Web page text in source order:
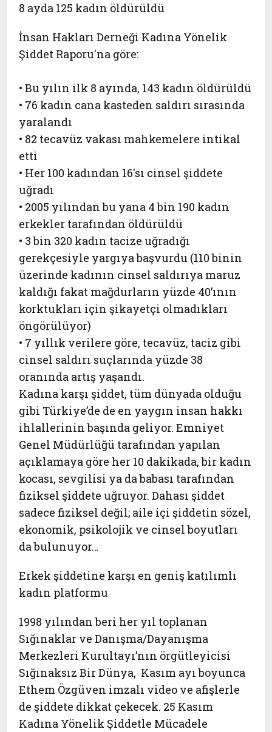
8 ayda 125 kadın öldürüldü
İnsan Hakları Derneği Kadına Yönelik
Şiddet Raporu'na göre:
• Bu yılın ilk 8 ayında, 143 kadın öldürüldü
• 76 kadın cana kasteden saldırı sırasında
yaralandı
• 82 tecavüz vakası mahkemelere intikal
etti
• Her 100 kadından 16′sı cinsel şiddete
uğradı
• 2005 yılından bu yana 4 bin 190 kadın
erkekler tarafından öldürüldü
• 3 bin 320 kadın tacize uğradığı
gerekçesiyle yargıya başvurdu (110 binin
üzerinde kadının cinsel saldırıya maruz
kaldığı fakat mağdurların yüzde 40’ının
korktukları için şikayetçi olmadıkları
öngörülüyor)
• 7 yıllık verilere göre, tecavüz, taciz gibi
cinsel saldırı suçlarında yüzde 38
oranında artış yaşandı.
Kadına karşı şiddet, tüm dünyada olduğu
gibi Türkiye’de de en yaygın insan hakkı
ihlallerinin başında geliyor. Emniyet
Genel Müdürlüğü tarafından yapılan
açıklamaya göre her 10 dakikada, bir kadın
kocası, sevgilisi ya da babası tarafından
fiziksel şiddete uğruyor. Dahası şiddet
sadece fiziksel değil; aile içi şiddetin sözel,
ekonomik, psikolojik ve cinsel boyutları
da bulunuyor…
Erkek şiddetine karşı en geniş katılımlı
kadın platformu
1998 yılından beri her yıl toplanan
Sığınaklar ve Danışma/Dayanışma
Merkezleri Kurultayı’nın örgütleyicisi
Sığınaksız Bir Dünya, Kasım ayı boyunca
Ethem Özgüven imzalı video ve afişlerle
de şiddete dikkat çekecek. 25 Kasım
Kadına Yönelik Şiddetle Mücadele